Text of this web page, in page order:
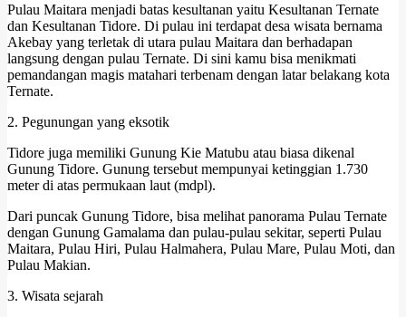
Pulau Maitara menjadi batas kesultanan yaitu Kesultanan Ternate
dan Kesultanan Tidore. Di pulau ini terdapat desa wisata bernama
Akebay yang terletak di utara pulau Maitara dan berhadapan
langsung dengan pulau Ternate. Di sini kamu bisa menikmati
pemandangan magis matahari terbenam dengan latar belakang kota
Ternate.
2. Pegunungan yang eksotik
Tidore juga memiliki Gunung Kie Matubu atau biasa dikenal
Gunung Tidore. Gunung tersebut mempunyai ketinggian 1.730
meter di atas permukaan laut (mdpl).
Dari puncak Gunung Tidore, bisa melihat panorama Pulau Ternate
dengan Gunung Gamalama dan pulau-pulau sekitar, seperti Pulau
Maitara, Pulau Hiri, Pulau Halmahera, Pulau Mare, Pulau Moti, dan
Pulau Makian.
3. Wisata sejarah